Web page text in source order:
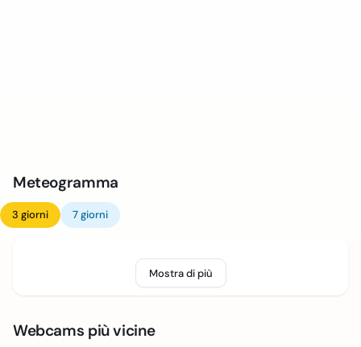
Meteogramma
3 giorni 7 giorni
Mostra di più
Webcams più vicine